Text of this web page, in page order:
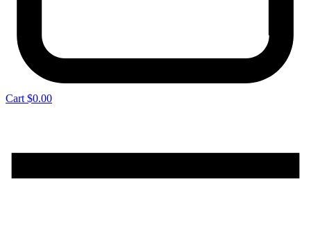
Cart $0.00